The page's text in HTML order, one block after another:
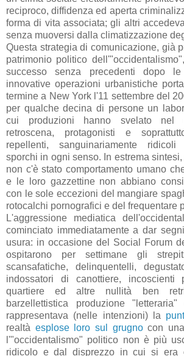
reciproco, diffidenza ed aperta
forma di vita associata; gli altri
senza muoversi dalla climatizzazione
Questa strategia di comunicazione, già
patrimonio politico
successo senza precedenti dopo
innovative operazioni urbanistiche
termine a New York l'11 settembre del
per qualche decina di persone un
cui produzioni hanno svelato nel
retroscena, protagonisti e
repellenti, sanguinariamente ridicoli
sporchi in ogni senso. In estrema
non c'è stato comportamento umano
e le loro gazzettine non abbiano
con le sole eccezioni del mangiare
rotocalchi pornografici e del frequentare
L'aggressione mediatica
cominciato immediatamente a dar
usura: in occasione del Social Forum
ospitarono per settimane gli
scansafatiche, delinquentelli,
indossatori di canottiere, incoscienti
quartiere ed altre nullità ben
barzellettistica produzione
rappresentava (nelle intenzioni) la
realtà esplose loro sul grugnocon
l'"occidentalismo" politico non è più
ridicolo e dal disprezzo in cui si era